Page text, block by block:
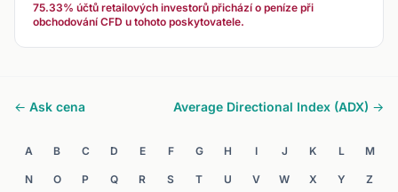
75.33% účtů retailových investorů přichází o peníze při
obchodování CFD u tohoto poskytovatele.
← Ask cena Average Directional Index (ADX) →
A B C D E F G H I J K L M
N O P Q R S T U V W X Y Z